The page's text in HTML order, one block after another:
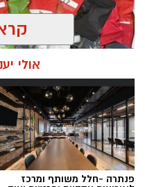
צילום: דוברות המשטרה
אולי
פנתרה -חלל משותף ומרכז